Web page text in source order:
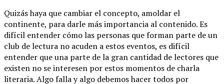
Quizás haya que cambiar el concepto, amoldar el
continente, para darle más importancia al contenido. Es
difícil entender cómo las personas que forman parte de un
club de lectura no acuden a estos eventos, es difícil
entender que una parte de la gran cantidad de lectores que
existen no se interesen por estos momentos de charla
literaria. Algo falla y algo debemos hacer todos por